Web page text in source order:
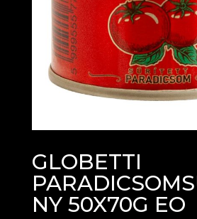
GLOBETTI
NY 50X70G EO